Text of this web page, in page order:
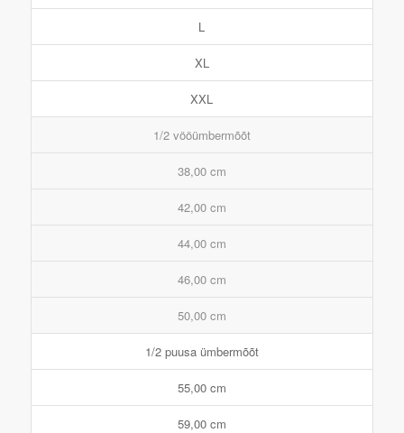
L
XL
XXL
1/2 vööümbermõõt
38,00 cm
42,00 cm
44,00 cm
46,00 cm
50,00 cm
1/2 puusa ümbermõõt
55,00 cm
59,00 cm